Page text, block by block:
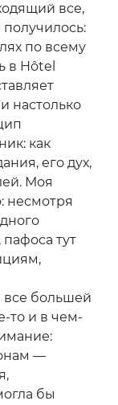
все,
получилось:
по всему
в Hôtel
настолько
как
его дух,
Моя
несмотря
тут
все большей
то и в чем-
—
бы